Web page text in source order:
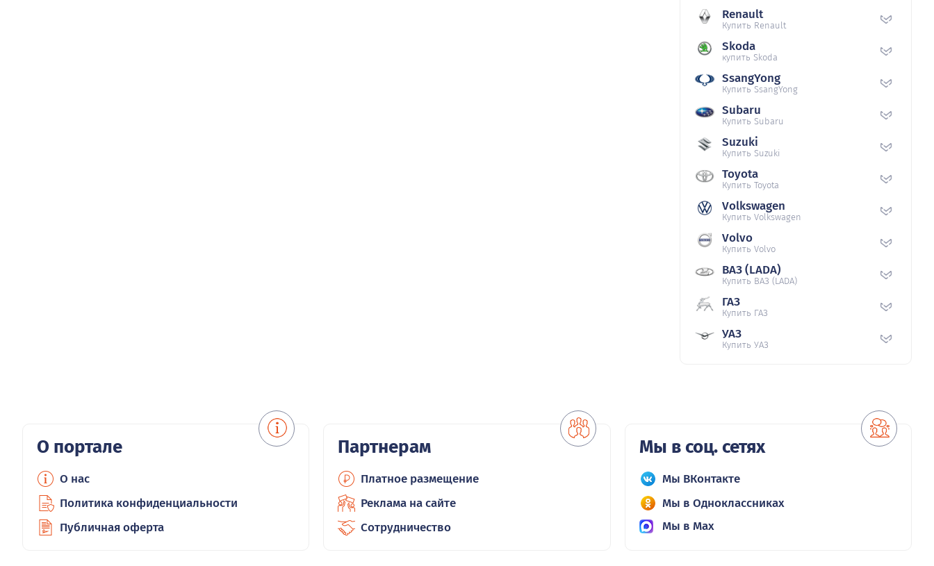
Renault
Купить Renault
Skoda
купить Skoda
SsangYong
Купить SsangYong
Subaru
Купить Subaru
Suzuki
Купить Suzuki
Toyota
Купить Toyota
Volkswagen
Купить Volkswagen
Volvo
Купить Volvo
ВАЗ (LADA)
Купить ВАЗ (LADA)
ГАЗ
Купить ГАЗ
УАЗ
Купить УАЗ
О портале
О нас
Политика конфиденциальности
Публичная оферта
Партнерам
Платное размещение
Реклама на сайте
Сотрудничество
Мы в соц. сетях
Мы ВКонтакте
Мы в Одноклассниках
Мы в Max